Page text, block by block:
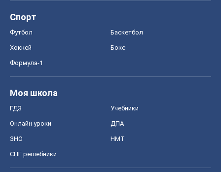
Спорт
Футбол Баскетбол
Хоккей Бокс
Формула-1
Моя школа
ГДЗ Учебники
Онлайн уроки ДПА
ЗНО НМТ
СНГ решебники